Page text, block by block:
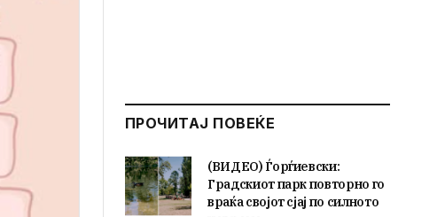
ПРОЧИТАЈ ПОВЕЌЕ
(ВИДЕО) Ѓорѓиевски:
Градскиот парк повторно го
враќа својот сјај по силното